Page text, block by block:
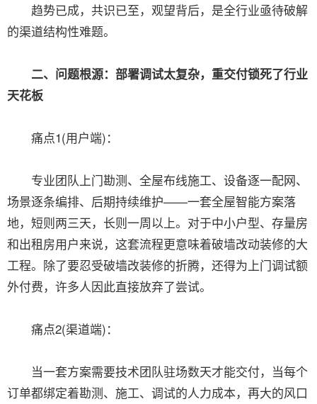
趋势已成，共识已至，观望背后，是全行业亟待破解
的渠道结构性难题。
二、问题根源：部署调试太复杂，重交付锁死了行业
天花板
痛点1(用户端)：
专业团队上门勘测、全屋布线施工、设备逐一配网、
场景逐条编排、后期持续维护——一套全屋智能方案落
地，短则两三天，长则一周以上。对于中小户型、存量房
和出租房用户来说，这套流程更意味着破墙改动装修的大
工程。除了要忍受破墙改装修的折腾，还得为上门调试额
外付费，许多人因此直接放弃了尝试。
痛点2(渠道端)：
当一套方案需要技术团队驻场数天才能交付，当每个
订单都绑定着勘测、施工、调试的人力成本，再大的风口